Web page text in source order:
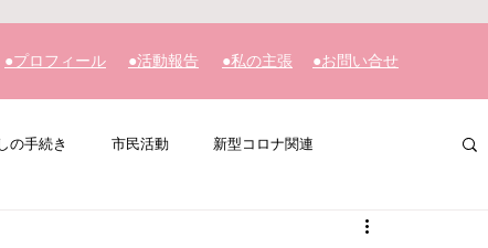
​●プロフィール ​●活動報告 ​●私の主張 ​●お問い合せ
の手続き 市民活動 新型コロナ関連